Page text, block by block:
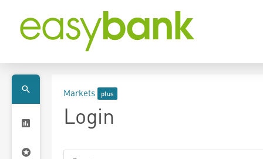
Markets
Login